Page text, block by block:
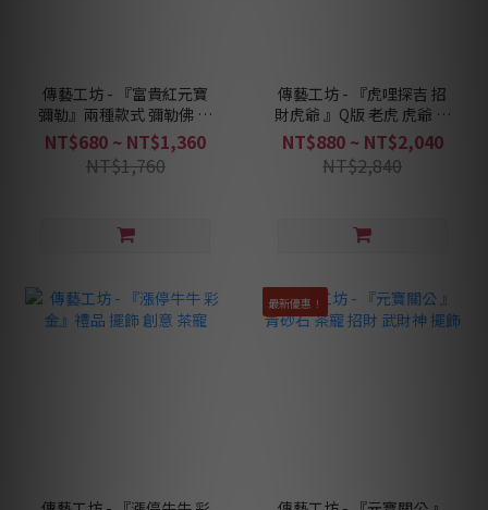
傳藝工坊 - 『富貴紅元寶
彌勒』兩種款式 彌勒佛 元
寶 富貴紅釉
NT$680 ~ NT$1,360
NT$1,760
傳藝工坊 - 『虎哩探吉 招
財虎爺 』Q版 老虎 虎爺 祥
獸 青砂石塑
NT$880 ~ NT$2,040
NT$2,840
最新優惠！